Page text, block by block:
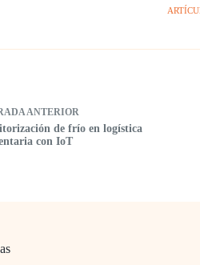
ANTERIOR
de frío en logística
con IoT